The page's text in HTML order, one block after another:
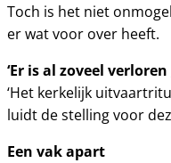
Toch is het niet
er wat voor over heeft.
‘Er is al zoveel verloren
‘Het kerkelijk
luidt de stelling voor
Een vak apart